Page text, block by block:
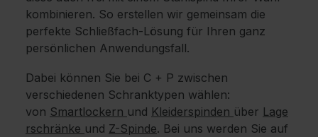
kombinieren. So erstellen wir gemeinsam die
perfekte Schließfach-Lösung für Ihren ganz
persönlichen Anwendungsfall.
Dabei können Sie bei C + P zwischen
verschiedenen Schranktypen wählen:
von Smartlockern und Kleiderspinden über Lage
rschränke und Z-Spinde. Bei uns werden Sie auf